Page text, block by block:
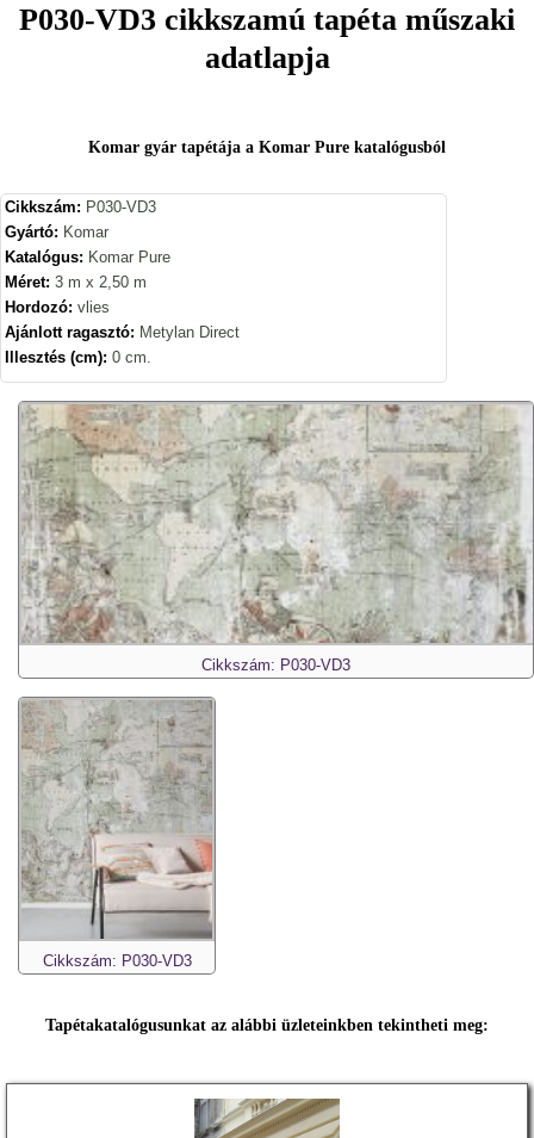
P030-VD3 cikkszamú tapéta műszaki
adatlapja
Komar gyár tapétája a Komar Pure katalógusból
Cikkszám: P030-VD3
Gyártó: Komar
Katalógus: Komar Pure
Méret: 3 m x 2,50 m
Hordozó: vlies
Ajánlott ragasztó: Metylan Direct
Illesztés (cm): 0 cm.
Cikkszám: P030-VD3
Cikkszám: P030-VD3
Tapétakatalógusunkat az alábbi üzleteinkben tekintheti meg: